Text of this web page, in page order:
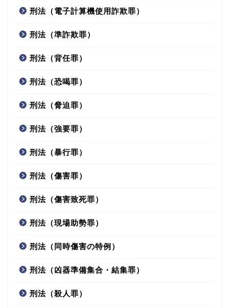
刑法（電子計算機使用詐欺罪）
刑法（準詐欺罪）
刑法（背任罪）
刑法（恐喝罪）
刑法（脅迫罪）
刑法（強要罪）
刑法（暴行罪）
刑法（傷害罪）
刑法（傷害致死罪）
刑法（現場助勢罪）
刑法（同時傷害の特例）
刑法（凶器準備集合・結集罪）
刑法（殺人罪）